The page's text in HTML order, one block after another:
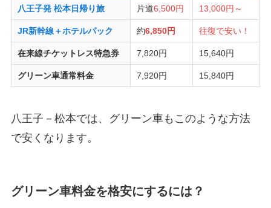
八王子発 松本日帰り旅 片道6,500円 13,000円～
JR新幹線＋ホテルパック 約6,850円 往復で安い！
在来線チケットレス特急券 7,820円 15,640円
グリーン車通常料金 7,920円 15,840円
八王子－松本では、グリーン車もこのような方法
で安くなります。
グリーン車料金を格安にするには？